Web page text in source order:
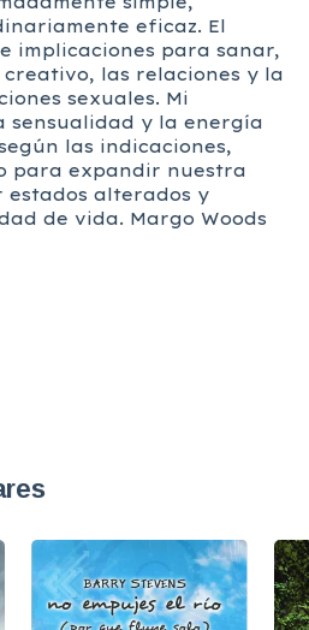
eficaz. El
implicaciones para sanar,
las relaciones y la
sexuales. Mi
sensualidad y la energía
las indicaciones,
para expandir nuestra
estados alterados y
de vida. Margo Woods